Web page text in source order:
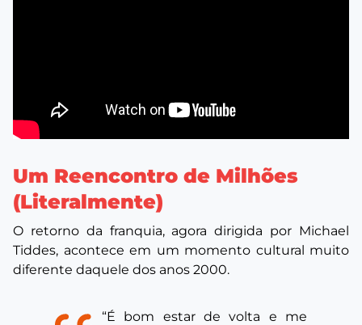
Um Reencontro de Milhões
(Literalmente)
O retorno da franquia, agora dirigida por Michael
Tiddes, acontece em um momento cultural muito
diferente daquele dos anos 2000.
“É bom estar de volta e me